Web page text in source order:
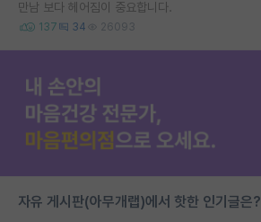
만남 보다 헤어짐이 중요합니다.
137 34 26093
자유 게시판(아무개랩)에서 핫한 인기글은?